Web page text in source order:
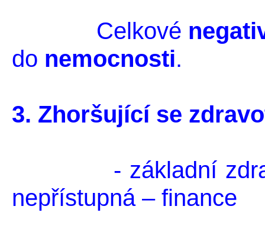
Celkové
do nemocnosti.
3. Zhoršující se
- základní
nepřístupná – finance